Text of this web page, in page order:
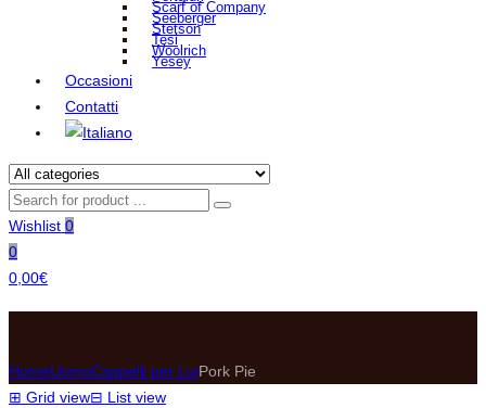
Scarf of Company
Seeberger
Stetson
Tesi
Woolrich
Yesey
Occasioni
Contatti
Wishlist 0
0
0,00€
HomeUomoCappelli per LuiPork Pie
⊞ Grid view⊟ List view